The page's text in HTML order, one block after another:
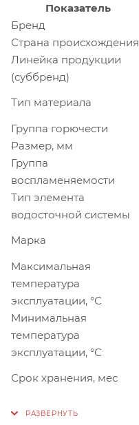
Показатель
Бренд
Страна происхождения
Линейка продукции
(суббренд)
Тип материала
Группа горючести
Размер, мм
Группа
воспламеняемости
Тип элемента
водосточной системы
Марка
Максимальная
температура
эксплуатации, °С
Минимальная
температура
эксплуатации, °С
Срок хранения, мес